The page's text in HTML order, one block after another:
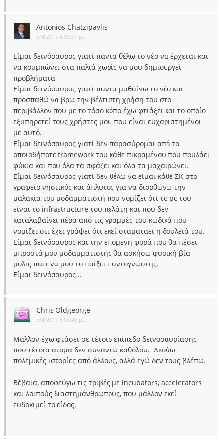
Antonios Chatzipavlis
5/4/2015 4:19:57 μμ
Είμαι δεινόσαυρος γιατί πάντα θέλω το νέο να έρχεται και
να κουμπώνει στα παλιά χωρίς να μου δημιουργεί
προβλήματα.
Είμαι δεινόσαυρος γιατί πάντα μαθαίνω το νέο και
προσπαθώ να βρω την βέλτιστη χρήση του στο
περιβάλλον που με το τόσο κόπο έχω φτιάξει και το οποίο
εξυπηρετεί τους χρήστες μου που είναι ευχαριστημένοι
με αυτό.
Είμαι δεινόσαυρος γιατί δεν παρασύρομαι από το
οποιοδήποτε framework του κάθε πικραμένου που πουλάει
φύκια και που όλα τα σφάζει και όλα τα μαχαιρώνει.
Είμαι δεινόσαυρος γιατί δεν θέλω να είμαι κάθε ΣΚ στο
γραφείο νηστικός και άπλυτος για να διορθώνω την
μαλακία του μοδαμματιστή που νομίζει ότι το pc του
είναι το infrastructure του πελάτη και που δεν
καταλαβαίνει πέρα από τις γραμμές του κώδικά που
νομίζει ότι έχει γράψει ότι εκεί σταματάει η δουλειά του.
Είμαι δεινόσαυρος και την επόμενη φορά που θα πέσει
μπροστά μου μοδαμματιστής θα ασκήσω φυσική βία
μόλις πάει να μου το παίξει παντογνώστης.
Είμαι δεινόσαυρος...
Chris Oldgeorge
5/4/2015 5:03:46 μμ
Μάλλον έχω φτάσει σε τέτοιο επίπεδο δεινοσαυρίασης
που τέτοια άτομα δεν συναντώ καθόλου. Ακούω
πολεμικές ιστορίες από άλλους, αλλά εγώ δεν τους βλέπω.
Βέβαια, αποφεύγω τις τριβές με incubators, accelerators
και λοιπούς διαστημάνθρωπους, που μάλλον εκεί
ευδοκιμεί το είδος.